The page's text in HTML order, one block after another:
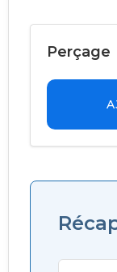
Perçage